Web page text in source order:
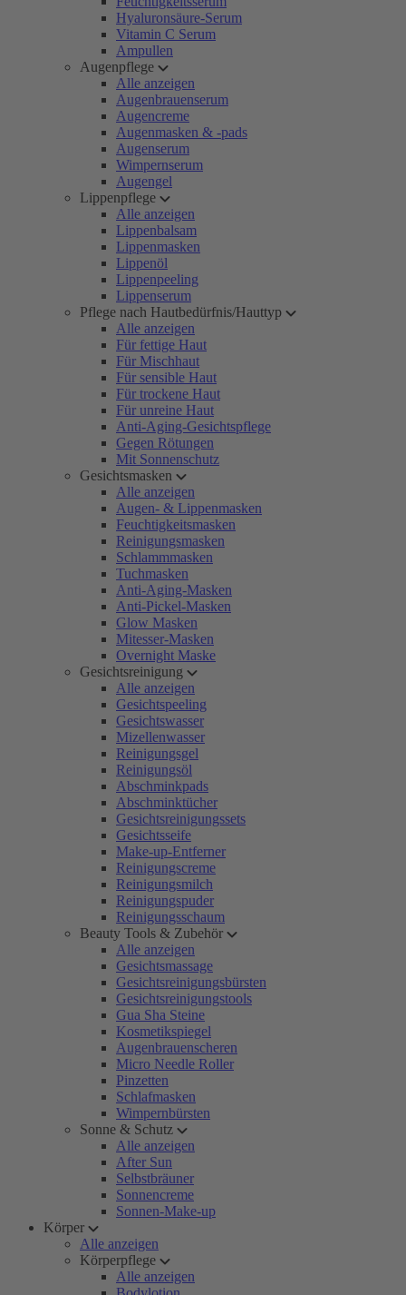
Hyaluronsäure-Serum
Vitamin C Serum
Ampullen
Augenpflege
Alle anzeigen
Augenbrauenserum
Augencreme
Augenmasken & -pads
Augenserum
Wimpernserum
Augengel
Lippenpflege
Alle anzeigen
Lippenbalsam
Lippenmasken
Lippenöl
Lippenpeeling
Lippenserum
Pflege nach Hautbedürfnis/Hauttyp
Alle anzeigen
Für fettige Haut
Für Mischhaut
Für sensible Haut
Für trockene Haut
Für unreine Haut
Anti-Aging-Gesichtspflege
Gegen Rötungen
Mit Sonnenschutz
Gesichtsmasken
Alle anzeigen
Augen- & Lippenmasken
Feuchtigkeitsmasken
Reinigungsmasken
Schlammmasken
Tuchmasken
Anti-Aging-Masken
Anti-Pickel-Masken
Glow Masken
Mitesser-Masken
Overnight Maske
Gesichtsreinigung
Alle anzeigen
Gesichtspeeling
Gesichtswasser
Mizellenwasser
Reinigungsgel
Reinigungsöl
Abschminkpads
Abschminktücher
Gesichtsreinigungssets
Gesichtsseife
Make-up-Entferner
Reinigungscreme
Reinigungsmilch
Reinigungspuder
Reinigungsschaum
Beauty Tools & Zubehör
Alle anzeigen
Gesichtsmassage
Gesichtsreinigungsbürsten
Gesichtsreinigungstools
Gua Sha Steine
Kosmetikspiegel
Augenbrauenscheren
Micro Needle Roller
Pinzetten
Schlafmasken
Wimpernbürsten
Sonne & Schutz
Alle anzeigen
After Sun
Selbstbräuner
Sonnencreme
Sonnen-Make-up
Körper
Alle anzeigen
Körperpflege
Alle anzeigen